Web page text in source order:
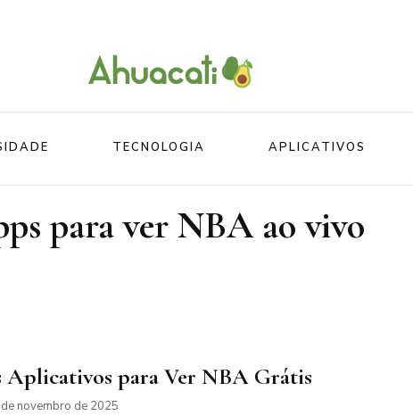
da Internet em um só lugar
TECNOLOGIA APLICATIVOS
Beleza
para ver NBA ao vivo
Aplicativos para Ver NBA Grátis
novembro de 2025